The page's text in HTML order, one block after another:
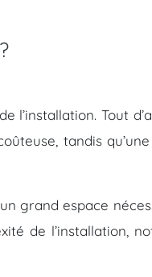
l’installation. Tout
tandis
un grand espace
de l’installation,